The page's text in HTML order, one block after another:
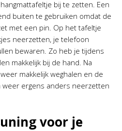
bij te zetten. Een
buiten te gebruiken omdat de
met een pin. Op het tafeltje
neerzetten, je telefoon
bewaren. Zo heb je tijdens
makkelijk bij de hand. Na
makkelijk weghalen en de
weer ergens anders neerzetten
voor je